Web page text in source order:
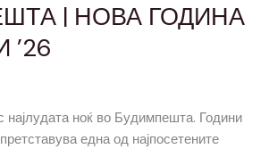
| НОВА ГОДИНА
најлудата ноќ во Будимпешта. Години
една од најпосетените